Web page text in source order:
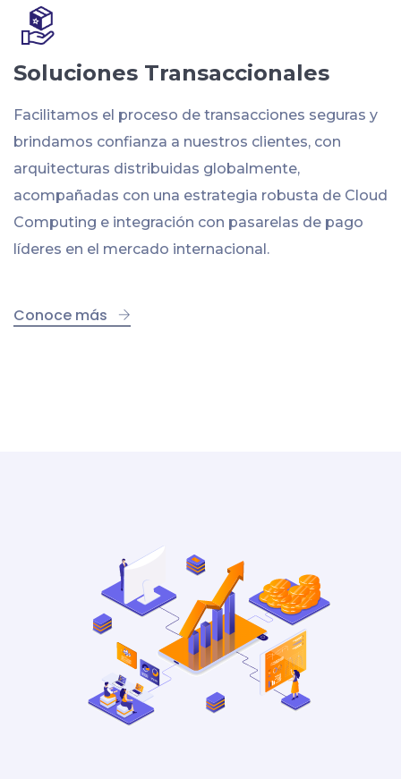
Soluciones Transaccionales
Facilitamos el proceso de transacciones seguras y
brindamos confianza a nuestros clientes, con
arquitecturas distribuidas globalmente,
acompañadas con una estrategia robusta de Cloud
Computing e integración con pasarelas de pago
líderes en el mercado internacional.
Conoce más